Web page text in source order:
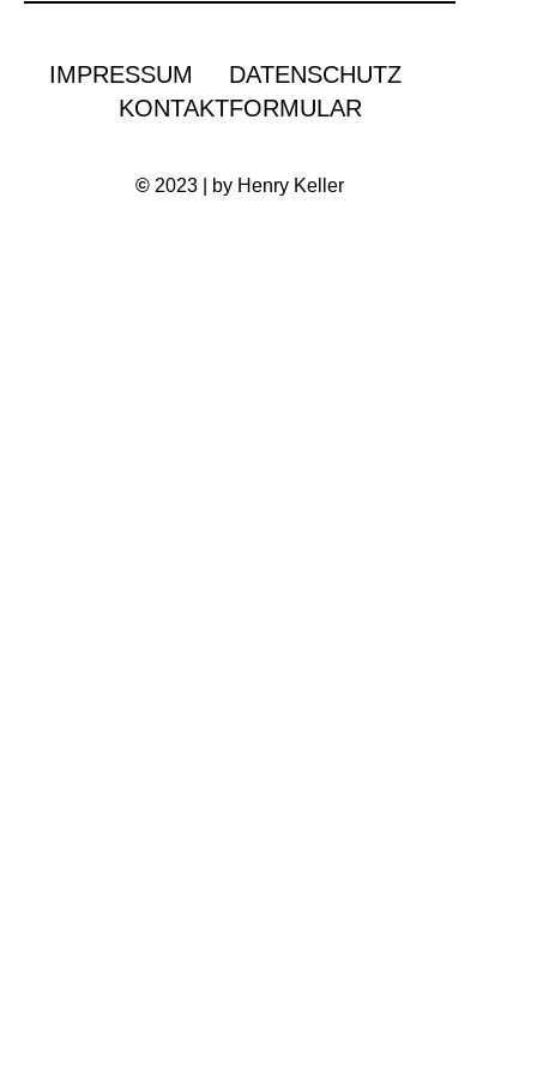
IMPRESSUM
DATENSCHUTZ
KONTAKTFORMULAR
© 2023 | by Henry Keller